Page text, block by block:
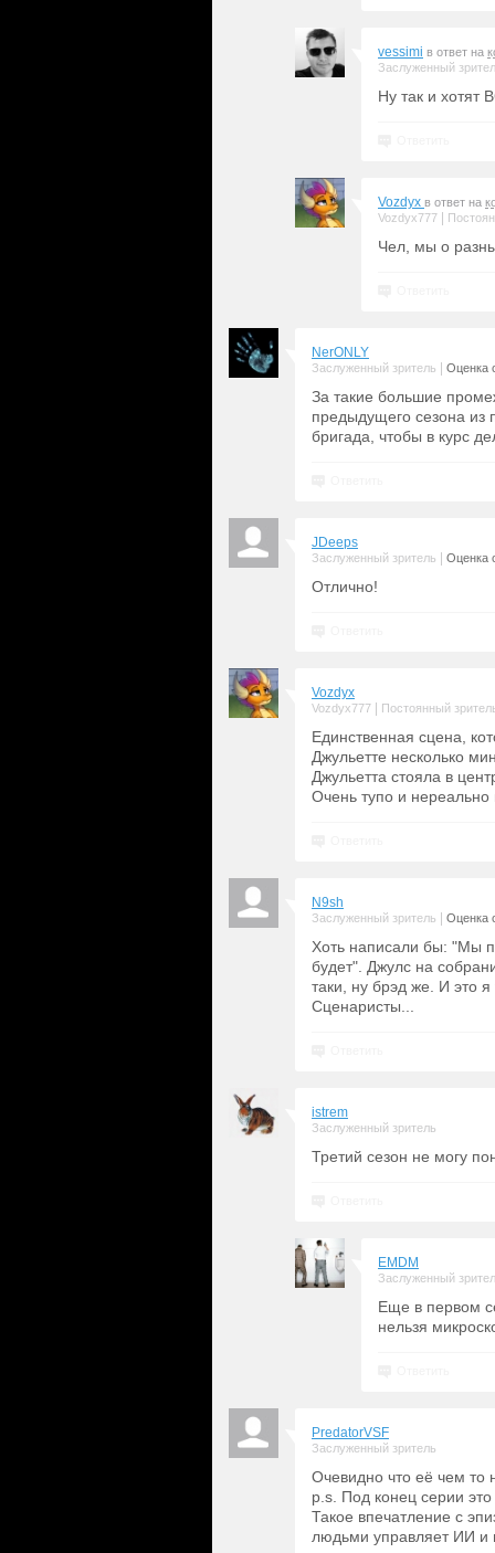
vessimi в ответ на
Заслуженный
Ну так и хотят
Vozdyx в ответ на
Vozdyx777
Чел, мы о
NerONLY
Заслуженный зритель Оценка
За такие большие
предыдущего сезона из
бригада, чтобы в курс
JDeeps
Заслуженный зритель Оценка
Отлично!
Vozdyx
Vozdyx777 Постоянный
Единственная сцена,
Джульетте несколько
Джульетта стояла в
Очень тупо и нереально
N9sh
Заслуженный зритель Оценка
Хоть написали бы: "Мы
будет". Джулс на
таки, ну брэд же. И это
Сценаристы...
istrem
Заслуженный зритель
Третий сезон не могу
EMDM
Заслуженный
Еще в первом
нельзя
PredatorVSF
Заслуженный зритель
Очевидно что её чем то
p.s. Под конец серии
Такое впечатление с
людьми управляет ИИ и